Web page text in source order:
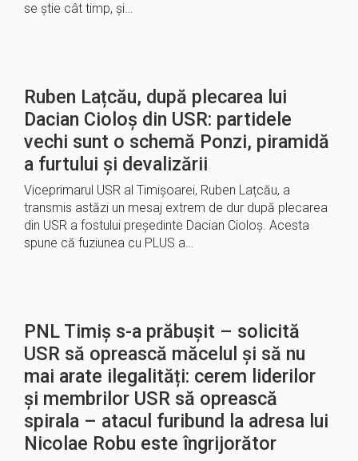
se știe cât timp, și…
Ruben Lațcău, după plecarea lui
Dacian Cioloș din USR: partidele
vechi sunt o schemă Ponzi, piramidă
a furtului și devalizării
Viceprimarul USR al Timișoarei, Ruben Lațcău, a
transmis astăzi un mesaj extrem de dur după plecarea
din USR a fostului președinte Dacian Cioloș. Acesta
spune că fuziunea cu PLUS a…
PNL Timiș s-a prăbușit – solicită
USR să oprească măcelul și să nu
mai arate ilegalități: cerem liderilor
și membrilor USR să oprească
spirala – atacul furibund la adresa lui
Nicolae Robu este îngrijorător